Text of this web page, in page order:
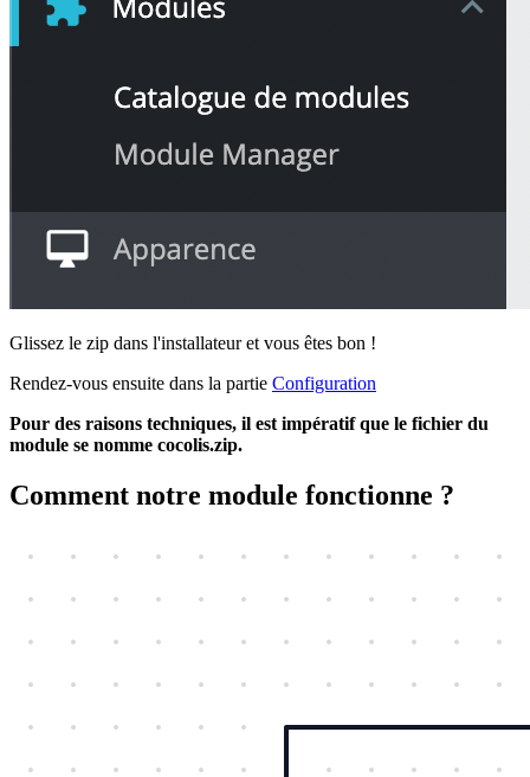
Glissez le zip dans l'installateur et vous êtes bon !
Rendez-vous ensuite dans la partie Configuration
Pour des raisons techniques, il est impératif que le fichier du
module se nomme cocolis.zip.
Comment notre module fonctionne ?